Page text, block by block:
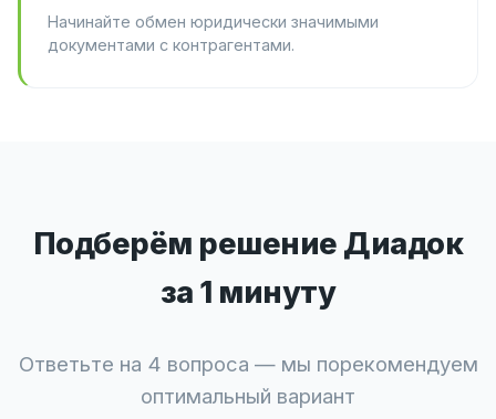
Начинайте обмен юридически значимыми
документами с контрагентами.
Подберём решение Диадок
за 1 минуту
Ответьте на 4 вопроса — мы порекомендуем
оптимальный вариант